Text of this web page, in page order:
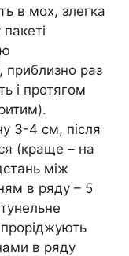
в мох, злегка
приблизно раз
і протягом
3-4 см, після
(краще – на
між
в ряду – 5
проріджують
в ряду